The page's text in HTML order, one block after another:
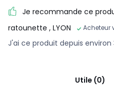
Assise banquette L 120 x P 122
Mode couchage : L 130 x P
Hauteur de couchage : 31 cm
Je recommande ce
ratounette , LYON Acheteur
J'ai ce produit depuis environ
Utile (0)